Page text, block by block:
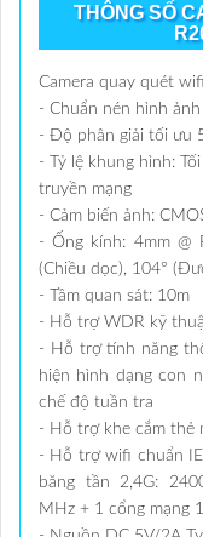
THÔNG SỐ
Camera quay quét
- Chuẩn nén hình
- Độ phân giải tối ưu
- Tỷ lệ khung hình:
truyền mạng
- Cảm biến ảnh:
- Ống kính: 4mm @
(Chiều dọc), 104°
- Tầm quan sát: 10m
- Hỗ trợ WDR kỹ
- Hỗ trợ tính năng
hiện hình dạng con
chế độ tuần tra
- Hỗ trợ khe cắm thẻ
- Hỗ trợ wifi chuẩn
băng tần 2,4G:
MHz + 1 cổng mạng